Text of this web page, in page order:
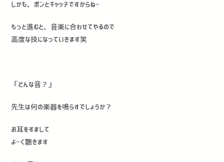
しかも、ポンとキャッチですからねー
もっと進むと、音楽に合わせてやるので
高度な技になっていきます笑
「どんな音？」
先生は何の楽器を鳴らすでしょうか？
お耳をすまして
よーく聴きます